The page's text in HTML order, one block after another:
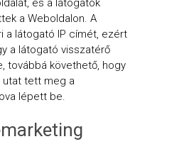
és a látogatók
a Weboldalon. A
a látogató IP címét, ezért
a látogató visszatérő
továbbá követhető, hogy
utat tett meg a
lépett be.